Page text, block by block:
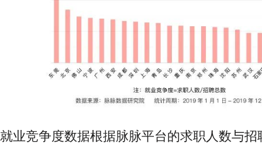
就业竞争度数据根据脉脉平台的求职人数与